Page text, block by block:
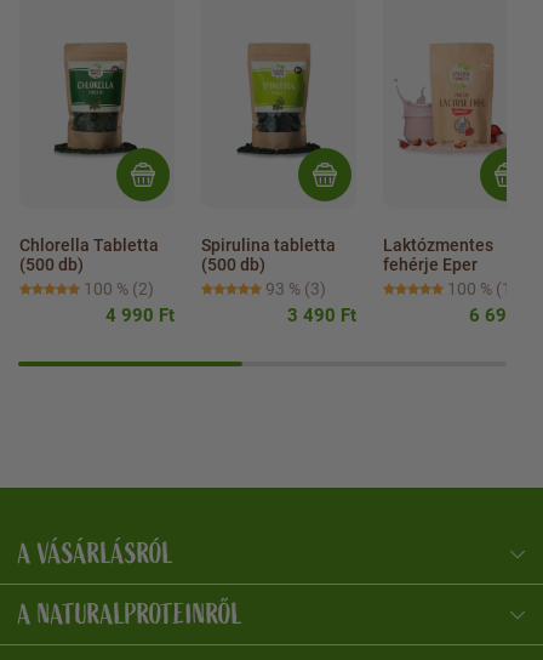
Chlorella Tabletta
(500 db)
100 % (2)
4 990 Ft
Spirulina tabletta
(500 db)
93 % (3)
3 490 Ft
Laktózmentes
fehérje Eper
100 % (1)
6 690 Ft
A VÁSÁRLÁSRÓL
A NATURALPROTEINRŐL
NaturalProtein Tanácsadó
Online · Itt vagyok Önnek